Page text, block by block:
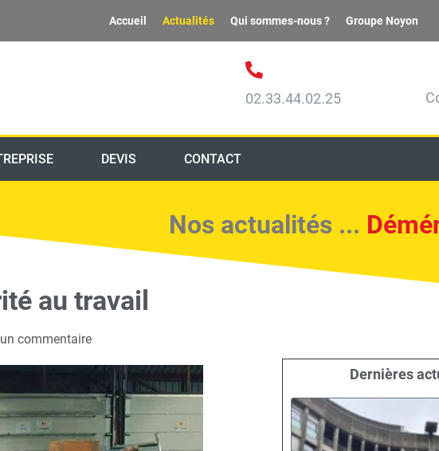
Accueil Actualités Qui sommes-nous ? Groupe Noyon
02.33.44.02.25
DEVIS CONTACT
Nos actualités ...
au travail
commentaire
Dernières